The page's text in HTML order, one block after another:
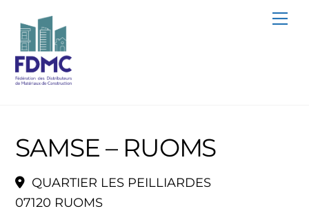
content
SAMSE – RUOMS
QUARTIER LES PEILLIARDES
07120 RUOMS